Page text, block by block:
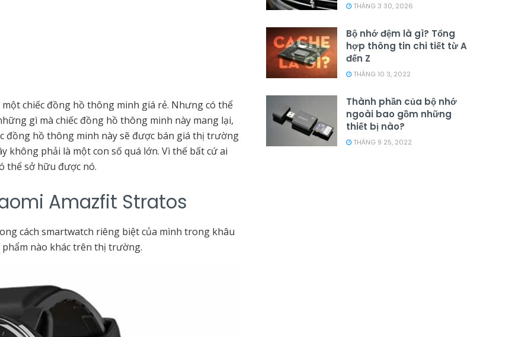
chiếc đồng hồ thông minh giá rẻ. Nhưng có thể
gì mà chiếc đồng hồ thông minh này mang lại,
đồng hồ thông minh này sẽ được bán giá thị trường
không phải là một con số quá lớn. Vì thế bất cứ ai
thể sở hữu được nó.
Amazfit Stratos
cách smartwatch riêng biệt của mình trong khâu
nào khác trên thị trường.
THÁNG 3 30, 2026
Bộ nhớ đệm là gì? Tổng
hợp thông tin chi tiết từ A
đến Z
THÁNG 10 3, 2022
Thành phần của bộ nhớ
ngoài bao gồm những
thiết bị nào?
THÁNG 9 25, 2022